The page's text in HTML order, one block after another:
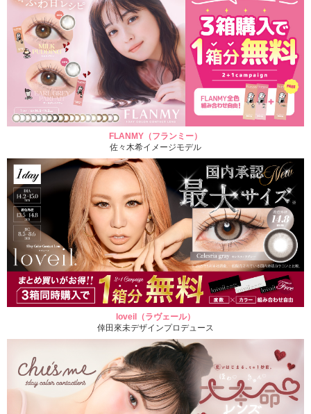
FLANMY（フランミー）
佐々木希イメージモデル
loveil（ラヴェール）
倖田來未デザインプロデュース